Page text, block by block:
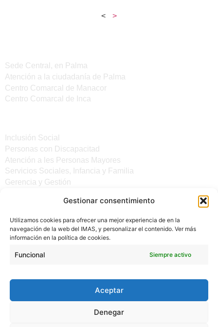
Gestionar consentimiento
Utilizamos cookies para ofrecer una mejor experiencia de en la
navegación de la web del IMAS, y personalizar el contenido. Ver más
información en la política de cookies.
Funcional Siempre activo
Aceptar
Denegar
< >
Sede Central, en Palma
Atención a la ciudadanía de Palma
Centro Comarcal de Manacor
Centro Comarcal de Inca
Inclusión Social
Personas con Discapacitad
Atención a les Personas Mayores
Servicios Sociales, Infancia y Familia
Gerencia y Gestión
Otros enlaces
Noticias
Sede electrónica del CiM
Protección de Datos